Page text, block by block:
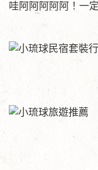
哇阿阿阿阿阿！一